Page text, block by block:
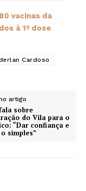
vacinas da
à 1ª dose
Cardoso
artigo
sobre
do Vila para o
“Dar confiança e
simples”